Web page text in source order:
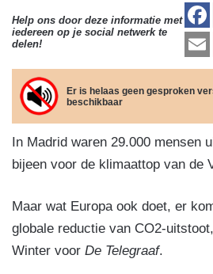
Help ons door deze informatie met
iedereen op je social netwerk te
delen!
Er is helaas geen gesproken
beschikbaar
In Madrid waren 29.000 mensen
bijeen voor de klimaattop van de
Maar wat Europa ook doet, er
globale reductie van CO2-
Winter voor De Telegraaf.